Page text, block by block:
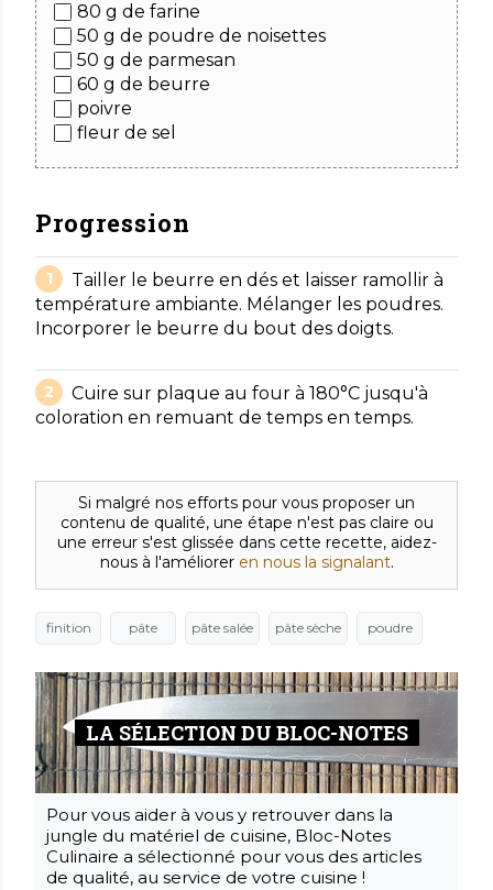
80 g de farine
50 g de poudre de noisettes
50 g de parmesan
60 g de beurre
poivre
fleur de sel
Progression
Tailler le beurre en dés et laisser ramollir à
température ambiante. Mélanger les poudres.
Incorporer le beurre du bout des doigts.
Cuire sur plaque au four à 180°C jusqu'à
coloration en remuant de temps en temps.
Si malgré nos efforts pour vous proposer un
contenu de qualité, une étape n'est pas claire ou
une erreur s'est glissée dans cette recette, aidez-
nous à l'améliorer en nous la signalant.
finition pâte pâte salée pâte sèche poudre
LA SÉLECTION DU BLOC-NOTES
Pour vous aider à vous y retrouver dans la
jungle du matériel de cuisine, Bloc-Notes
Culinaire a sélectionné pour vous des articles
de qualité, au service de votre cuisine !